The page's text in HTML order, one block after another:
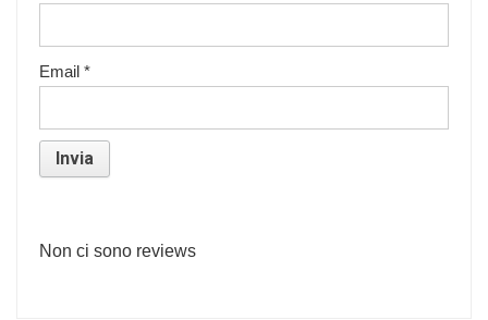
Email *
Non ci sono reviews